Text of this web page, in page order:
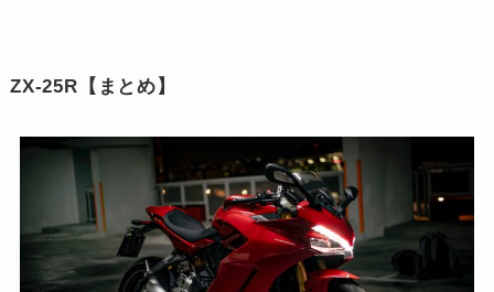
ZX-25R【まとめ】